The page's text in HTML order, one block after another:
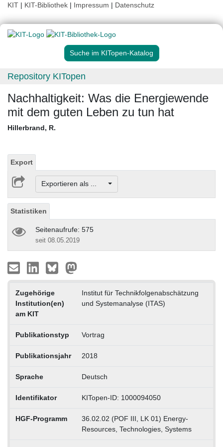
KIT | KIT-Bibliothek | Impressum | Datenschutz
Suche im KITopen-Katalog
Repository KITopen
Nachhaltigkeit: Was die Energiewende
mit dem guten Leben zu tun hat
Hillerbrand, R.
Export
Exportieren als ...
Statistiken
Seitenaufrufe: 575
seit 08.05.2019
Zugehörige
Institution(en)
am KIT
Institut für Technikfolgenabschätzung
und Systemanalyse (ITAS)
Publikationstyp Vortrag
Publikationsjahr 2018
Sprache Deutsch
Identifikator KITopen-ID: 1000094050
HGF-Programm
36.02.02 (POF III, LK 01) Energy-
Resources, Technologies, Systems